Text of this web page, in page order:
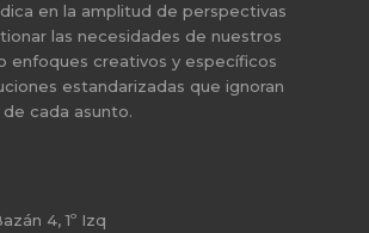
en la amplitud de perspectivas
las necesidades de nuestros
enfoques creativos y específicos
estandarizadas que ignoran
cada asunto.
4, 1º Izq